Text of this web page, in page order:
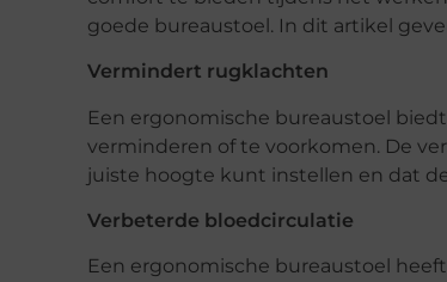
goede bureaustoel. In dit artikel
Vermindert rugklachten
Een ergonomische bureaustoel
verminderen of te voorkomen. De
juiste hoogte kunt instellen en dat
Verbeterde bloedcirculatie
Een ergonomische bureaustoel